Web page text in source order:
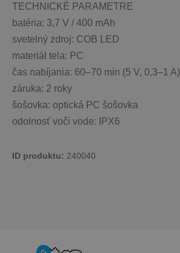
TECHNICKÉ PARAMETRE
batéria: 3,7 V / 400 mAh
svetelný zdroj: COB LED
materiál tela: PC
čas nabíjania: 60–70 min (5 V, 0,3–1 A)
záruka: 2 roky
šošovka: optická PC šošovka
odolnosť voči vode: IPX6
ID produktu: 240040